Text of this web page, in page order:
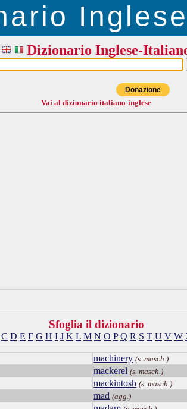
Inglese
Dizionario Inglese-
Donazione
Vai al dizionario italiano-inglese
Sfoglia il dizionario
C D E F G H I J K L M N O P Q R S T U V W
machinery (s. masch.)
mackerel (s. masch.)
mackintosh (s. masch.)
mad (agg.)